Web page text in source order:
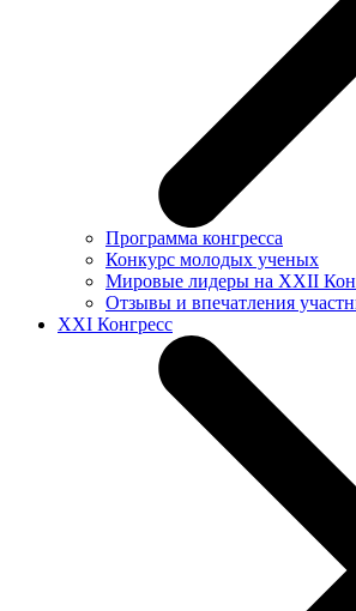
Программа конгресса
Конкурс молодых ученых
Мировые лидеры на XXII
Отзывы и впечатления
XXI Конгресс